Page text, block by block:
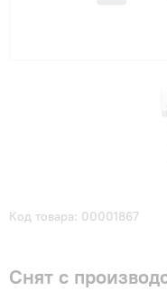
Код товара: 00001867
Снят с